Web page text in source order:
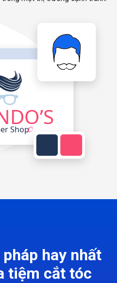
hay nhất
tiệm cắt tóc